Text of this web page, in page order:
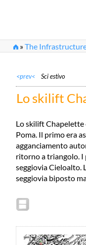
»The
<prev< Sci estivo
Lo skilift
Lo skilift Chapelette
Poma. Il primo era
agganciamento
ritorno a triangolo. I
seggiovia Cieloalto.
seggiovia biposto